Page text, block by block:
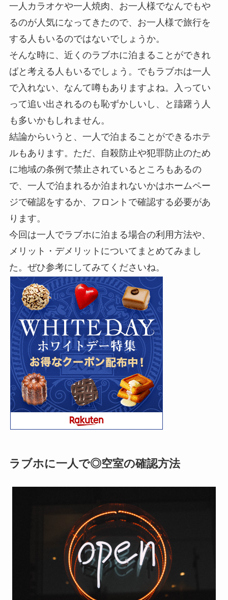
一人カラオケや一人焼肉、お一人様でなんでもや
るのが人気になってきたので、お一人様で旅行を
する人もいるのではないでしょうか。
そんな時に、近くのラブホに泊まることができれ
ばと考える人もいるでしょう。でもラブホは一人
で入れない、なんて噂もありますよね。入ってい
って追い出されるのも恥ずかしいし、と躊躇う人
も多いかもしれません。
結論からいうと、一人で泊まることができるホテ
ルもあります。 ただ、自殺防止や犯罪防止のため
に地域の条例で禁止されているところもあるの
で、一人で泊まれるか泊まれないかはホームペー
ジで確認をするか、フロントで確認する必要があ
ります。
今回は一人でラブホに泊まる場合の利用方法や、
メリット・デメリットについてまとめてみまし
た。ぜひ参考にしてみてくださいね。
ラブホに一人で◎空室の確認方法